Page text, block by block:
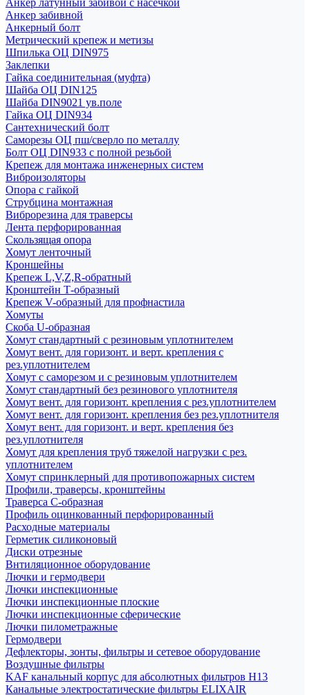
Анкер латунный забивой с насечкой
Анкер забивной
Анкерный болт
Метрический крепеж и метизы
Шпилька ОЦ DIN975
Заклепки
Гайка соединительная (муфта)
Шайба ОЦ DIN125
Шайба DIN9021 ув.поле
Гайка ОЦ DIN934
Сантехнический болт
Саморезы ОЦ пш/сверло по металлу
Болт ОЦ DIN933 с полной резьбой
Крепеж для монтажа инженерных систем
Виброизоляторы
Опора с гайкой
Струбцина монтажная
Виброрезина для траверсы
Лента перфорированная
Скользящая опора
Хомут ленточный
Кроншейны
Крепеж L,V,Z,R-обратный
Кронштейн Т-образный
Крепеж V-образный для профнастила
Хомуты
Скоба U-образная
Хомут стандартный с резиновым уплотнителем
Хомут вент. для горизонт. и верт. крепления с
рез.уплотнителем
Хомут с саморезом и с резиновым уплотнителем
Хомут стандартный без резинового уплотнителя
Хомут вент. для горизонт. крепления с рез.уплотнителем
Хомут вент. для горизонт. крепления без рез.уплотнителя
Хомут вент. для горизонт. и верт. крепления без
рез.уплотнителя
Хомут для крепления труб тяжелой нагрузки с рез.
уплотнителем
Хомут спринклерный для противопожарных систем
Профили, траверсы, кронштейны
Траверса С-образная
Профиль оцинкованный перфорированный
Расходные материалы
Герметик силиконовый
Диски отрезные
Внтиляционное оборудование
Лючки и гермодвери
Лючки инспекционные
Лючки инспекционные плоские
Лючки инспекционные сферические
Лючки пилометражные
Гермодвери
Дефлекторы, зонты, фильтры и сетевое оборудование
Воздушные фильтры
KAF канальный корпус для абсолютных фильтров H13
Канальные электростатические фильтры ELIXAIR